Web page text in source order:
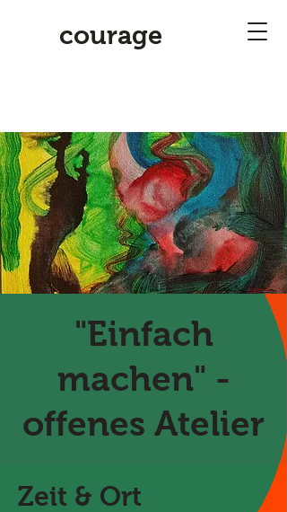
courage
"Einfach
machen" -
offenes Atelier
Zeit & Ort